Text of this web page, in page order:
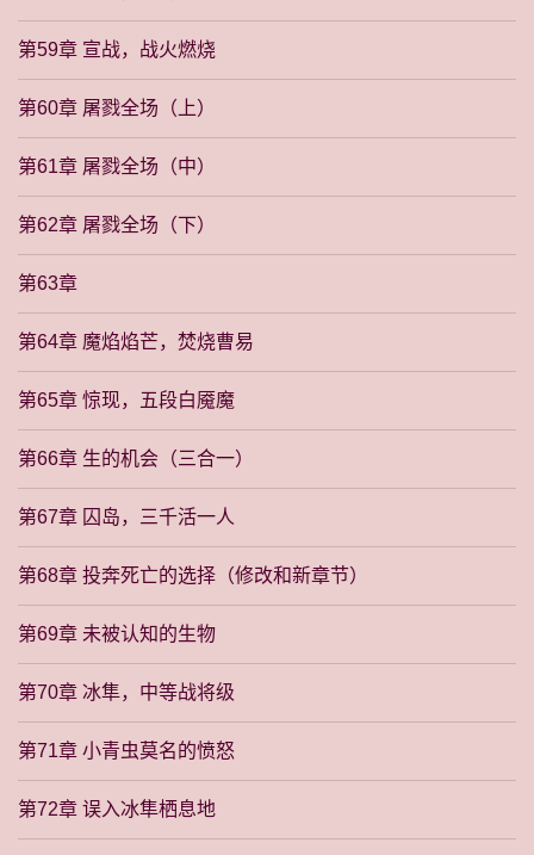
第59章 宣战，战火燃烧
第60章 屠戮全场（上）
第61章 屠戮全场（中）
第62章 屠戮全场（下）
第63章
第64章 魔焰焰芒，焚烧曹易
第65章 惊现，五段白魇魔
第66章 生的机会（三合一）
第67章 囚岛，三千活一人
第68章 投奔死亡的选择（修改和新章节）
第69章 未被认知的生物
第70章 冰隼，中等战将级
第71章 小青虫莫名的愤怒
第72章 误入冰隼栖息地